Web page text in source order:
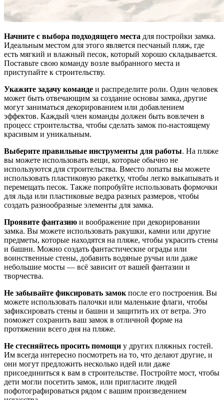
Начните с выбора подходящего места для постройки замка.
Идеальным местом для этого является песчаный пляж, где
есть мягкий и влажный песок, который хорошо складывается.
Поставьте свою команду возле выбранного места и
приступайте к строительству.
Укажите задачу команде и распределите роли. Один человек
может быть отвечающим за создание основы замка, другие
могут заниматься декорированием или добавлением
эффектов. Каждый член команды должен быть вовлечен в
процесс строительства, чтобы сделать замок по-настоящему
красивым и уникальным.
Выберите правильные инструменты для работы. На пляже
вы можете использовать вещи, которые обычно не
используются для строительства. Вместо лопаты вы можете
использовать пластиковую ракетку, чтобы легко выкапывать и
перемещать песок. Также попробуйте использовать формочки
для льда или пластиковые ведра разных размеров, чтобы
создать разнообразные элементы для замка.
Проявите фантазию и воображение при декорировании
замка. Вы можете использовать ракушки, камни или другие
предметы, которые находятся на пляже, чтобы украсить стены
и башни. Можно создать фантастические ограды или
воинственные стены, добавить водяные ручьи или даже
небольшие мосты — всё зависит от вашей фантазии и
творчества.
Не забывайте фиксировать замок после его построения. Вы
можете использовать палочки или маленькие флаги, чтобы
зафиксировать стены и башни и защитить их от ветра. Это
поможет сохранить ваш замок в отличной форме на
протяжении всего дня на пляже.
Не стесняйтесь просить помощи у других пляжных гостей.
Им всегда интересно посмотреть на то, что делают другие, и
они могут предложить несколько идей или даже
присоединиться к вам в строительстве. Постройте мост, чтобы
дети могли посетить замок, или пригласите людей
пофотографироваться рядом с вашим произведением